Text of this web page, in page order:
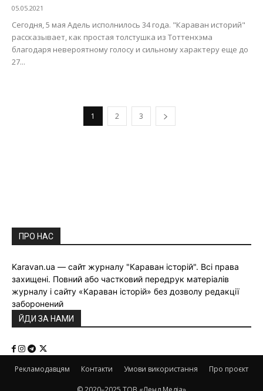
05.05.2021
Сегодня, 5 мая Адель исполнилось 34 года. "Караван историй"
рассказывает, как простая толстушка из Тоттенхэма
благодаря невероятному голосу и сильному характеру еще до
27...
1 2 3
ПРО НАС
Karavan.ua — сайт журналу "Караван історій". Всі права
захищені. Повний або частковий передрук матеріалів
журналу і сайту «Караван історій» без дозволу редакції
заборонений
ЙДИ ЗА НАМИ
Рекламодавцям Контакти Умови використання Про проєкт